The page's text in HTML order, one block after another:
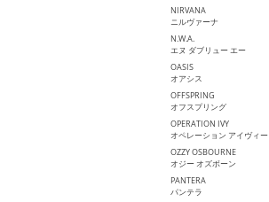
NIRVANA
ニルヴァーナ
N.W.A.
エヌ ダブリュー エー
OASIS
オアシス
OFFSPRING
オフスプリング
OPERATION IVY
オペレーション アイヴィー
OZZY OSBOURNE
オジー オズボーン
PANTERA
パンテラ